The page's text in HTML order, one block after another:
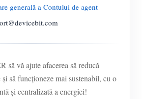
generală a Contului de agent
să vă ajute afacerea să reducă
să funcționeze mai sustenabil, cu o
și centralizată a energiei!